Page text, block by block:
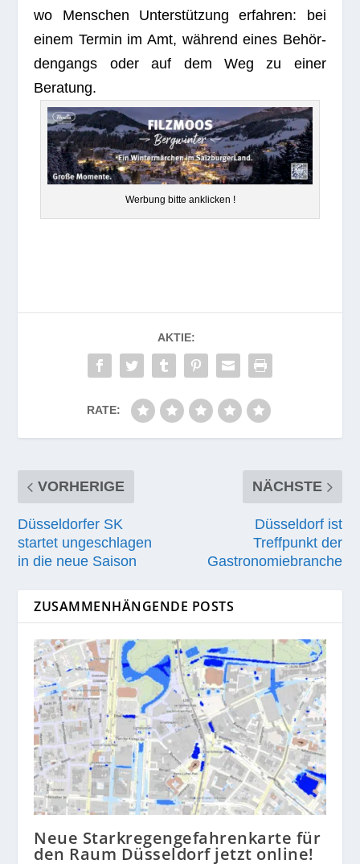
wo Men­schen Unter­stüt­zung erfah­ren: bei
einem Ter­min im Amt, wäh­rend eines Behör­
den­gangs oder auf dem Weg zu einer
Beratung.
Wer­bung bitte anklicken !
AKTIE:
RATE:
VORHERIGE
Düsseldorfer SK
startet ungeschlagen
in die neue Saison
NÄCHSTE
Düsseldorf ist
Treffpunkt der
Gastronomiebranche
ZUSAMMENHÄNGENDE POSTS
Neue Starkregengefahrenkarte für
den Raum Düsseldorf jetzt online!